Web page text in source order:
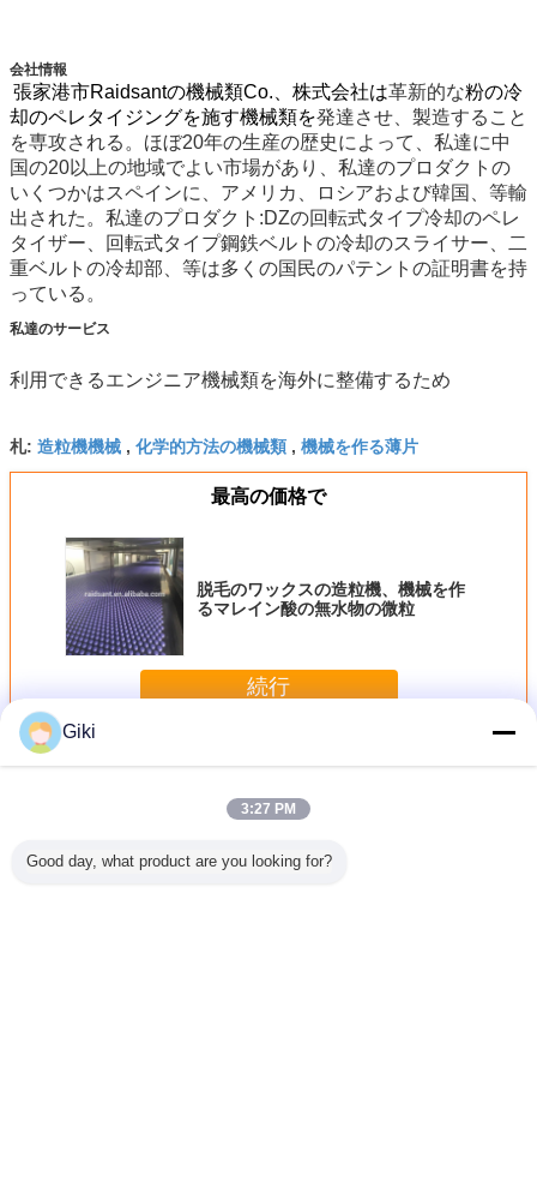
会社情報
張家港市Raidsantの機械類Co.、株式会社は革新的な粉の冷
却のペレタイジングを施す機械類を発達させ、製造すること
を専攻される。ほぼ20年の生産の歴史によって、私達に中
国の20以上の地域でよい市場があり、私達のプロダクトの
いくつかはスペインに、アメリカ、ロシアおよび韓国、等輸
出された。私達のプロダクト:DZの回転式タイプ冷却のペレ
タイザー、回転式タイプ鋼鉄ベルトの冷却のスライサー、二
重ベルトの冷却部、等は多くの国民のパテントの証明書を持
っている。
私達のサービス
利用できるエンジニア機械類を海外に整備するため
札: 造粒機機械 , 化学的方法の機械類 , 機械を作る薄片
最高の価格で
脱毛のワックスの造粒機、機械を作
るマレイン酸の無水物の微粒
続行
多くワックスのPastilles機械
Giki
3:27 PM
Good day, what product are you looking for?